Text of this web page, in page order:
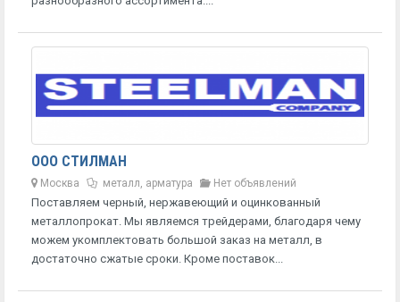
ООО СТИЛМАН
Москва металл, арматура Нет объявлений
Поставляем черный, нержавеющий и оцинкованный
металлопрокат. Мы являемся трейдерами, благодаря чему
можем укомплектовать большой заказ на металл, в
достаточно сжатые сроки. Кроме поставок...